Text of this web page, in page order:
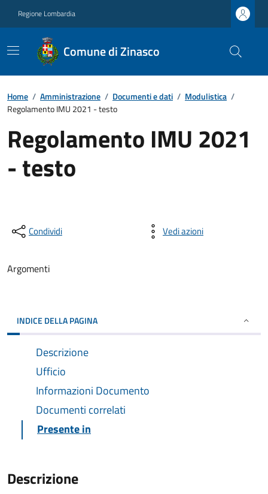
Regione Lombardia
Comune di Zinasco
Home / Amministrazione / Documenti e dati / Modulistica /
Regolamento IMU 2021 - testo
Regolamento IMU 2021
- testo
Condividi Vedi azioni
Argomenti
INDICE DELLA PAGINA
Descrizione
Ufficio
Informazioni Documento
Documenti correlati
Presente in
Descrizione